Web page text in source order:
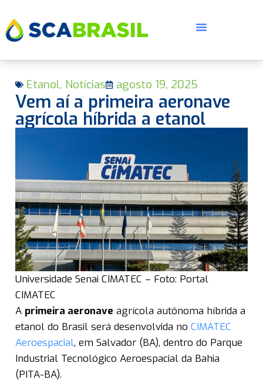
Etanol, Notícias agosto 19, 2025
Vem aí a primeira aeronave
agrícola híbrida a etanol
Universidade Senai CIMATEC – Foto: Portal
CIMATEC
A primeira aeronave agrícola autônoma híbrida a
etanol do Brasil será desenvolvida no CIMATEC
Aeroespacial, em Salvador (BA), dentro do Parque
Industrial Tecnológico Aeroespacial da Bahia
(PITA-BA).